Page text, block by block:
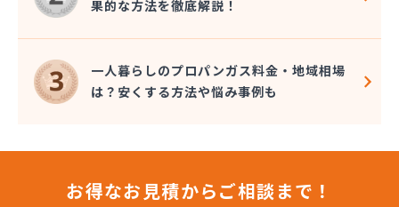
東予液化ガス株式会社 喜田村事業所
東予液化ガス株式会社 本社
藤村石油株式会社 エネルギー事業部-松山
藤村石油株式会社 本社
南予ガス協業組合
日豊ガス
果的な方法を徹底解説！
一人暮らしのプロパンガス料金・地域相場
は？安くする方法や悩み事例も
お得なお見積からご相談まで！